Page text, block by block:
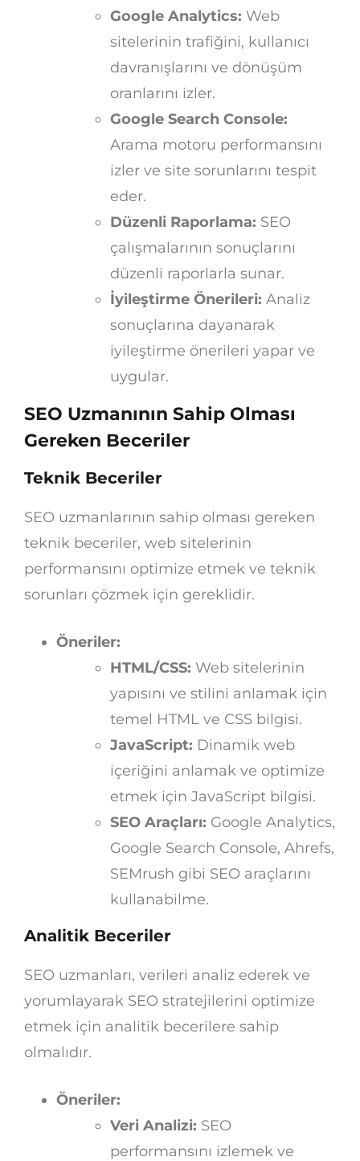
Google Analytics: Web
sitelerinin trafiğini, kullanıcı
davranışlarını ve dönüşüm
oranlarını izler.
Google Search Console:
Arama motoru performansını
izler ve site sorunlarını tespit
eder.
Düzenli Raporlama: SEO
çalışmalarının sonuçlarını
düzenli raporlarla sunar.
İyileştirme Önerileri: Analiz
sonuçlarına dayanarak
iyileştirme önerileri yapar ve
uygular.
SEO Uzmanının Sahip Olması
Gereken Beceriler
Teknik Beceriler
SEO uzmanlarının sahip olması gereken
teknik beceriler, web sitelerinin
performansını optimize etmek ve teknik
sorunları çözmek için gereklidir.
Öneriler:
HTML/CSS: Web sitelerinin
yapısını ve stilini anlamak için
temel HTML ve CSS bilgisi.
JavaScript: Dinamik web
içeriğini anlamak ve optimize
etmek için JavaScript bilgisi.
SEO Araçları: Google Analytics,
Google Search Console, Ahrefs,
SEMrush gibi SEO araçlarını
kullanabilme.
Analitik Beceriler
SEO uzmanları, verileri analiz ederek ve
yorumlayarak SEO stratejilerini optimize
etmek için analitik becerilere sahip
olmalıdır.
Öneriler:
Veri Analizi: SEO
performansını izlemek ve